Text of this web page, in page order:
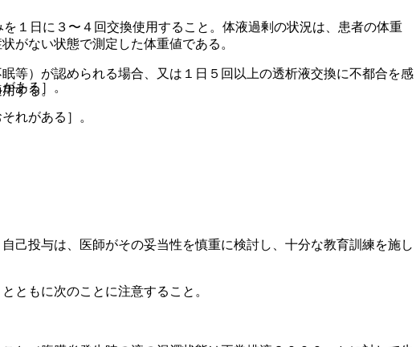
ある］。
れがある］。
投与は、医師がその妥当性を慎重に検討し、十分な教育訓練を施し
ともに次のことに注意すること。
日に３〜４回交換使用すること。体液過剰の状況は、患者の体重
がない状態で測定した体重値である。
等）が認められる場合、又は１日５回以上の透析液交換に不都合を感
する。